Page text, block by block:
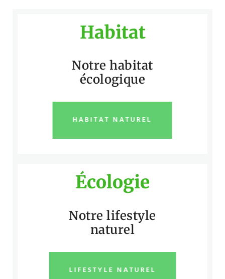
Habitat
Notre habitat
écologique
HABITAT NATUREL
Écologie
Notre lifestyle
naturel
LIFESTYLE NATUREL